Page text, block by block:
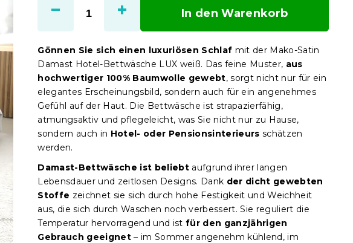
In den Warenkorb
Gönnen Sie sich einen luxuriösen Schlaf mit der Mako-Satin
Damast Hotel-Bettwäsche LUX weiß. Das feine Muster, aus
hochwertiger 100% Baumwolle gewebt, sorgt nicht nur für ein
elegantes Erscheinungsbild, sondern auch für ein angenehmes
Gefühl auf der Haut. Die Bettwäsche ist strapazierfähig,
atmungsaktiv und pflegeleicht, was Sie nicht nur zu Hause,
sondern auch in Hotel- oder Pensionsinterieurs schätzen
werden.
Damast-Bettwäsche ist beliebt aufgrund ihrer langen
Lebensdauer und zeitlosen Designs. Dank der dicht gewebten
Stoffe zeichnet sie sich durch hohe Festigkeit und Weichheit
aus, die sich durch Waschen noch verbessert. Sie reguliert die
Temperatur hervorragend und istfür den ganzjährigen
Gebrauch geeignet – im Sommer angenehm kühlend, im